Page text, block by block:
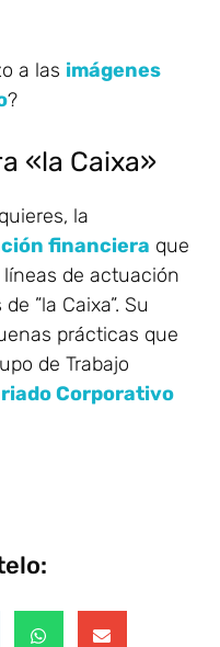
a las imágenes
?
«la Caixa»
la
financiera que
de actuación
”la Caixa”. Su
prácticas que
de Trabajo
Corporativo